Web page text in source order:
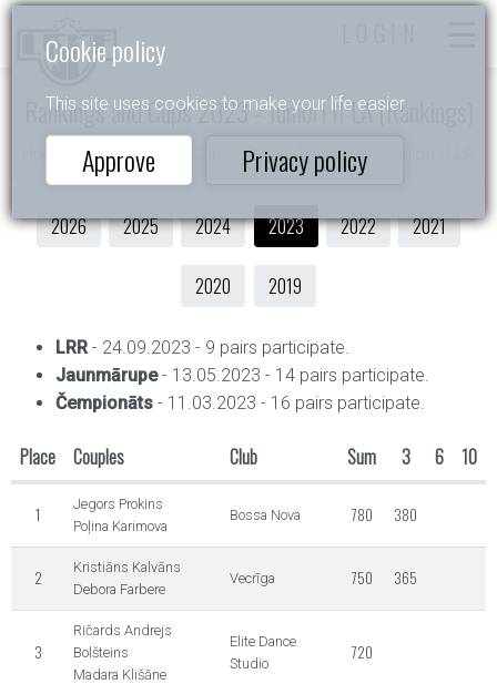
Cookie policy
This site uses cookies to make your life easier.
Approve Privacy policy
Rankings and Cups 2023 - Juniori II LA (Rankings)
- Rankings and Cups - 2023 - Rankings - Juniori II LA
2026 2025 2024 2023 2022 2021
2020 2019
LRR - 24.09.2023 - 9 pairs participate.
Jaunmārupe- 13.05.2023 - 14 pairs participate.
Čempionāts - 11.03.2023 - 16 pairs participate.
Place Couples Club Sum 3 6 10
1
Jegors Prokins
Poļina Karimova
Bossa Nova 780 380
2
Kristiāns Kalvāns
Debora Farbere
Vecrīga 750 365
3
Ričards Andrejs
Bolšteins
Madara Klišāne
Elite Dance
Studio
720